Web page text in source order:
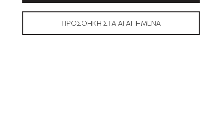
ΠΡΟΣΘΉΚΗ ΣΤΑ ΑΓΑΠΗΜΈΝΑ